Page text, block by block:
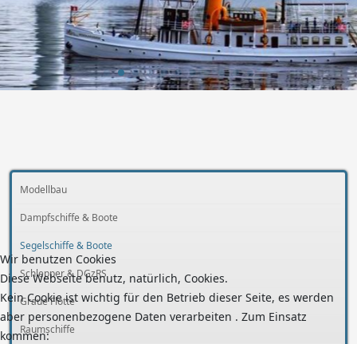
Modellbau
Dampfschiffe & Boote
Segelschiffe & Boote
Schlepper & DGzRS
Graue Flotte
Raumschiffe
Wir benutzen Cookies
Diese Webseite benutz, natürlich, Cookies.
Kein Cookie ist wichtig für den Betrieb dieser Seite, es werden
aber personenbezogene Daten verarbeiten . Zum Einsatz
kommen: